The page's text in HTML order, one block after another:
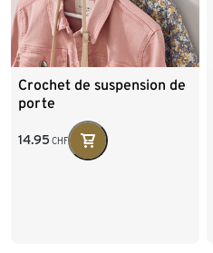
Crochet de suspension de
porte
14.95 CHF